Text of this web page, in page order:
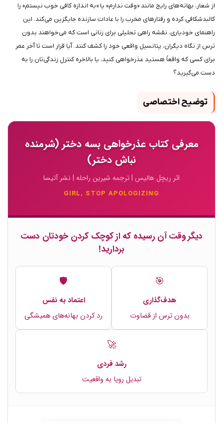
از شعار، بهانه‌های رایج مانند «وقت ندارم» یا «به اندازه کافی خوب نیستم» را
کالبدشکافی کرده و رفتارهای مخرب را با عادات سازنده جایگزین می‌کند. این
راهنمای خودیاری، نقشه راهی تحلیلی برای زنانی است که می‌خواهند بدون
ترس از نگاه دیگران، پتانسیل واقعی خود را کشف کنند. آیا قرار است تا آخر عمر
برای کسی که واقعاً هستید عذرخواهی کنید، یا بالاخره کنترل زندگی‌تان را به
دست می‌گیرید؟
توضیح اختصاصی
معرفی کتاب عذرخواهی بسه دختر (شرمنده
نباش دختر)
اثر ریچل هالیس | ترجمه شیرین راحله | نشر آتیسا
GIRL, STOP APOLOGIZING
دیگر وقت آن رسیده که از کوچک کردن خودتان دست
بردارید!
🎯
هدف‌گذاری
بدون ترس از قضاوت
🛡️
اعتماد به نفس
رد کردن بهانه‌های همیشگی
🚀
رشد فردی
تبدیل رویا به واقعیت